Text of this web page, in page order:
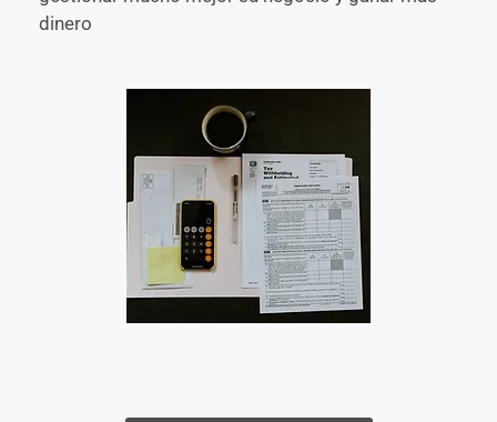
dinero